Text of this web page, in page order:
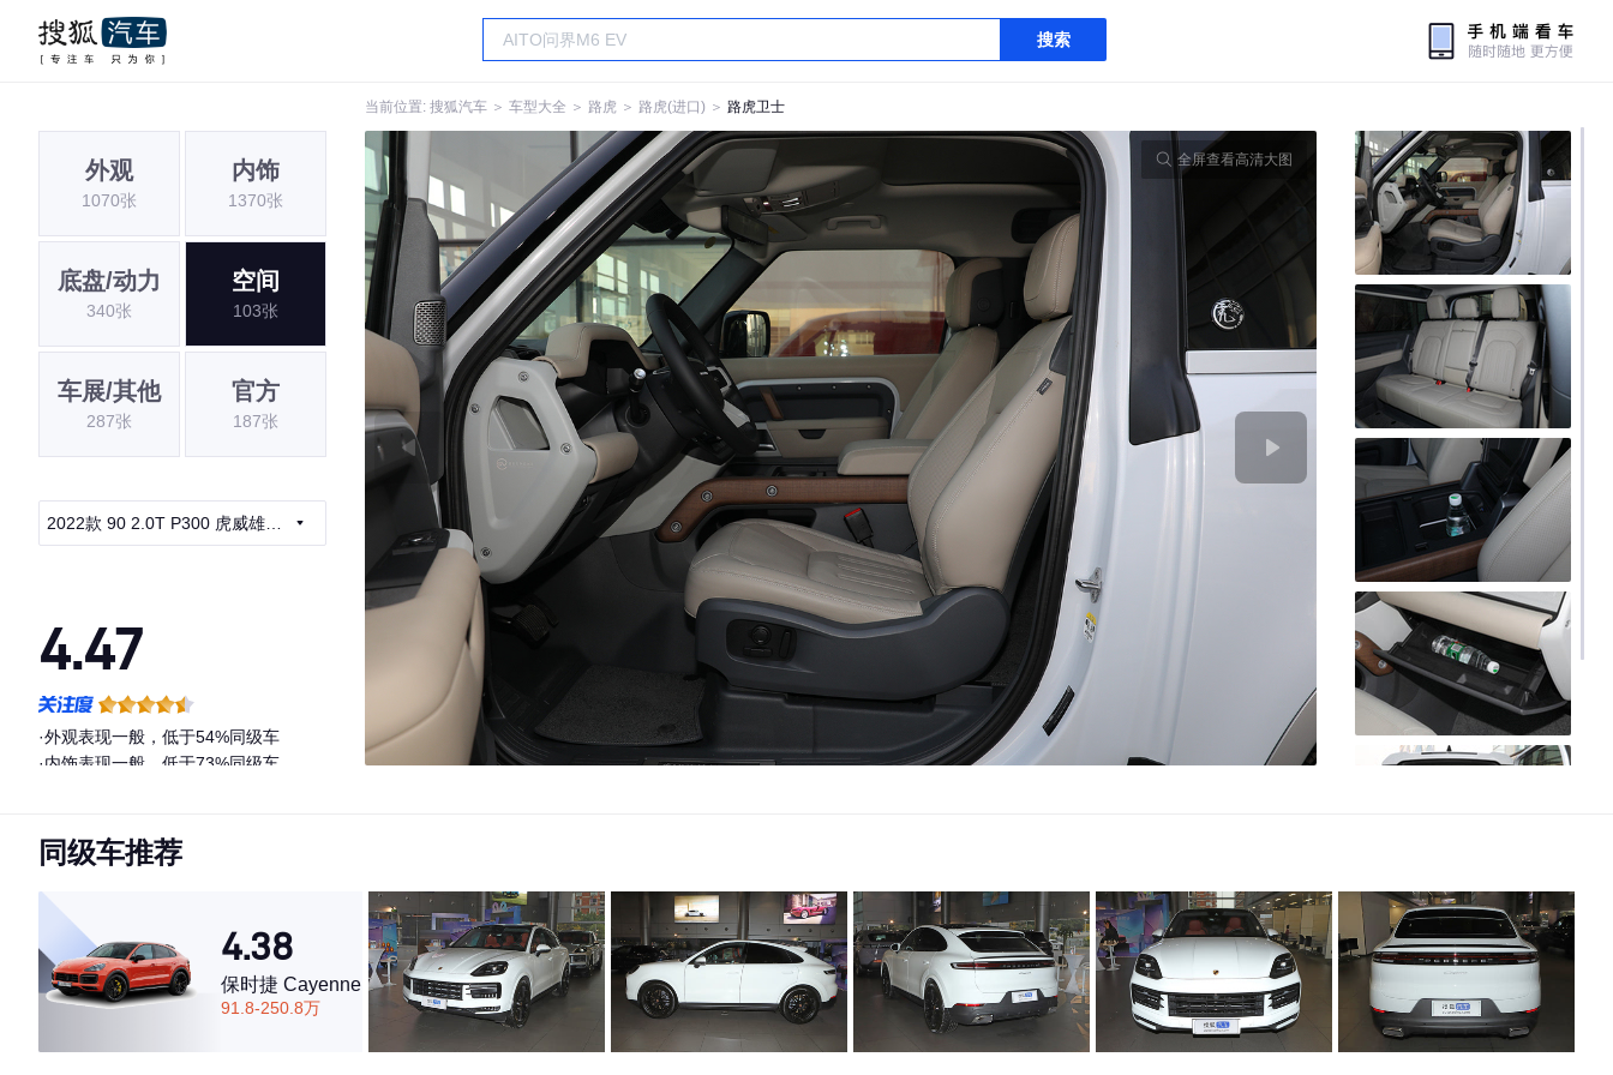
搜索
当前位置: 搜狐汽车 ＞ 车型大全 ＞ 路虎 ＞ 路虎(进口) ＞ 路虎卫士
外观
1070张
内饰
1370张
底盘/动力
340张
空间
103张
车展/其他
287张
官方
187张
2022款 90 2.0T P300 虎威雄心
4.47
·外观表现一般，低于54%同级车
·内饰表现一般，低于73%同级车
全屏查看高清大图
同级车推荐
4.38
保时捷 Cayenne
91.8-250.8万